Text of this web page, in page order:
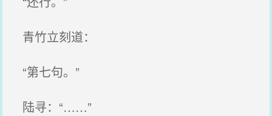
青竹立刻道：
“第七句。”
陆寻：“……”